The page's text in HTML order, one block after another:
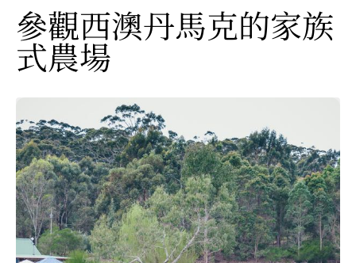
參觀西澳丹馬克的家族
式農場